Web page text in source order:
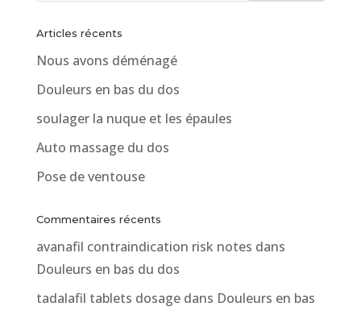
Articles récents
Nous avons déménagé
Douleurs en bas du dos
soulager la nuque et les épaules
Auto massage du dos
Pose de ventouse
Commentaires récents
avanafil contraindication risk notes dans
Douleurs en bas du dos
tadalafil tablets dosagedans Douleurs en bas